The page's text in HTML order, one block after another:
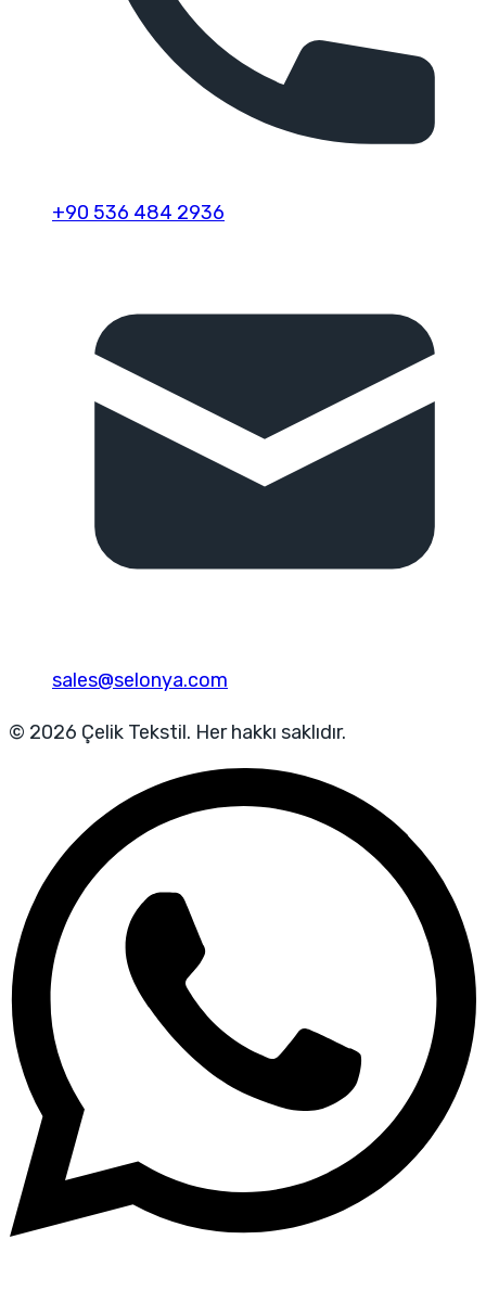
+90 536 484 2936
sales@selonya.com
© 2026 Çelik Tekstil. Her hakkı saklıdır.